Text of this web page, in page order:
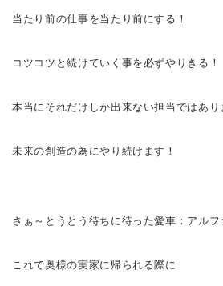
当たり前の仕事を当たり前にする！
コツコツと続けていく事を必ずやりきる！
本当にそれだけしか出来ない担当ではあり
未来の創造の為にやり続けます！
さぁ～ とうとう待ちに待った愛車：アルフ
これで奥様の実家に帰られる際に